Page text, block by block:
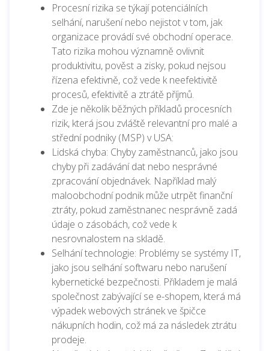
Procesní rizika se týkají potenciálních
selhání, narušení nebo nejistot v tom, jak
organizace provádí své obchodní operace.
Tato rizika mohou významně ovlivnit
produktivitu, pověst a zisky, pokud nejsou
řízena efektivně, což vede k neefektivitě
procesů, efektivitě a ztrátě příjmů.
Zde je několik běžných příkladů procesních
rizik, která jsou zvláště relevantní pro malé a
střední podniky (MSP) v USA:
Lidská chyba: Chyby zaměstnanců, jako jsou
chyby při zadávání dat nebo nesprávné
zpracování objednávek. Například malý
maloobchodní podnik může utrpět finanční
ztráty, pokud zaměstnanec nesprávně zadá
údaje o zásobách, což vede k
nesrovnalostem na skladě.
Selhání technologie: Problémy se systémy IT,
jako jsou selhání softwaru nebo narušení
kybernetické bezpečnosti. Příkladem je malá
společnost zabývající se e-shopem, která má
výpadek webových stránek ve špičce
nákupních hodin, což má za následek ztrátu
prodeje.